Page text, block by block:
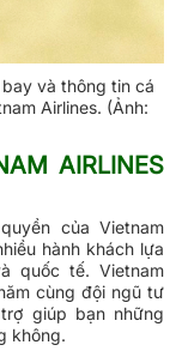
và thông tin cá
Airlines. (Ảnh:
AIRLINES
của Vietnam
hành khách lựa
quốc tế. Vietnam
cùng đội ngũ tư
giúp bạn những
không.